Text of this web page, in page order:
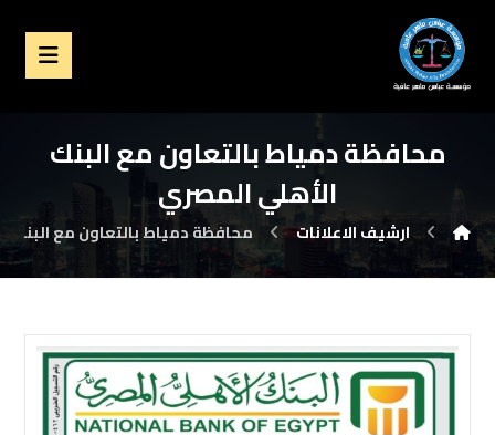
محافظة دمياط بالتعاون مع البنك
الأهلي المصري
ارشيف الاعلانات محافظة دمياط بالتعاون مع البنك